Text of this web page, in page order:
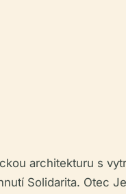
architekturu s
Solidarita. Otec